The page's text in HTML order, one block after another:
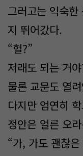
그러고는 익숙
지 뛰어갔다.
“헐?”
저래도 되는 거
물론 교문도 열
다지만 엄연히
정안은 얼른 오
“가, 가도 괜찮